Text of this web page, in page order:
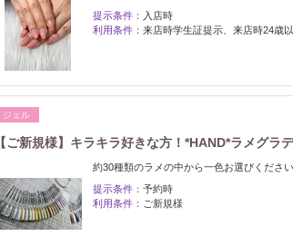
提示条件：
入店時
利用条件： 来店時学生証提示、来店時24歳
ジェル
【ご新規様】キラキラ好きな方！*HAND*ラメグ
約30種類のラメの中から一色お選びください
提示条件： 予約時
利用条件： ご新規様